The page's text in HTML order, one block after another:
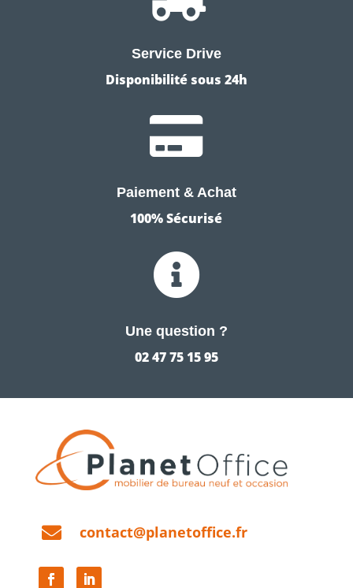
Service Drive
Disponibilité sous 24h

Paiement & Achat
100% Sécurisé

Une question ?
02 47 75 15 95
 contact@planetoffice.fr